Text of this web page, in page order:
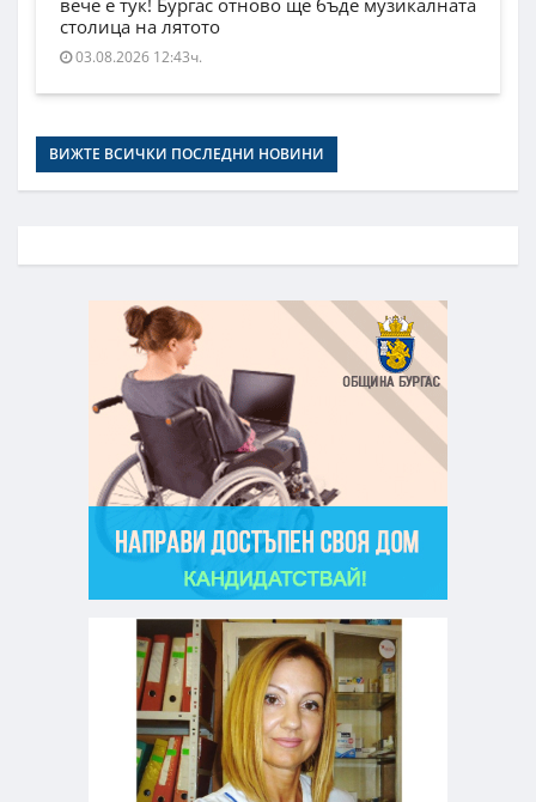
вече е тук! Бургас отново ще бъде музикалната
столица на лятото
03.08.2026 12:43ч.
ВИЖТЕ ВСИЧКИ ПОСЛЕДНИ НОВИНИ